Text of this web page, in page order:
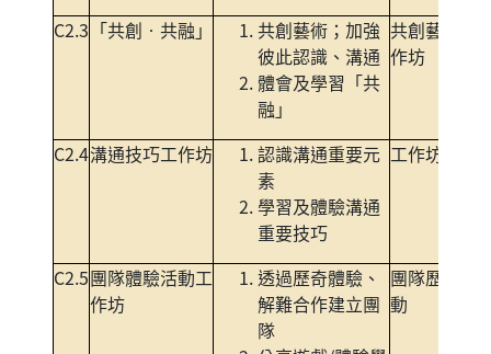
C2.3 「共創‧共融」
共創藝術；加強
彼此認識、溝通
體會及學習「共
融」
共創藝術工
作坊
C2.4溝通技巧工作坊
認識溝通重要元
素
學習及體驗溝通
重要技巧
工作坊
C2.5團隊體驗活動工
作坊
透過歷奇體驗、
解難合作建立團
隊
團隊歷奇活
動